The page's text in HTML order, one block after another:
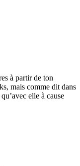
à partir de ton
mais comme dit dans
elle à cause